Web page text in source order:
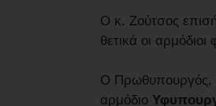
Ο κ. Ζούτσος
θετικά οι
Ο Πρωθυπουργός,
αρμόδιο